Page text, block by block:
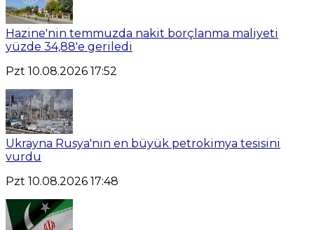
Hazine'nin temmuzda nakit borçlanma maliyeti
yüzde 34,88'e geriledi
Pzt 10.08.2026 17:52
Ukrayna Rusya'nın en büyük petrokimya tesisini
vurdu
Pzt 10.08.2026 17:48